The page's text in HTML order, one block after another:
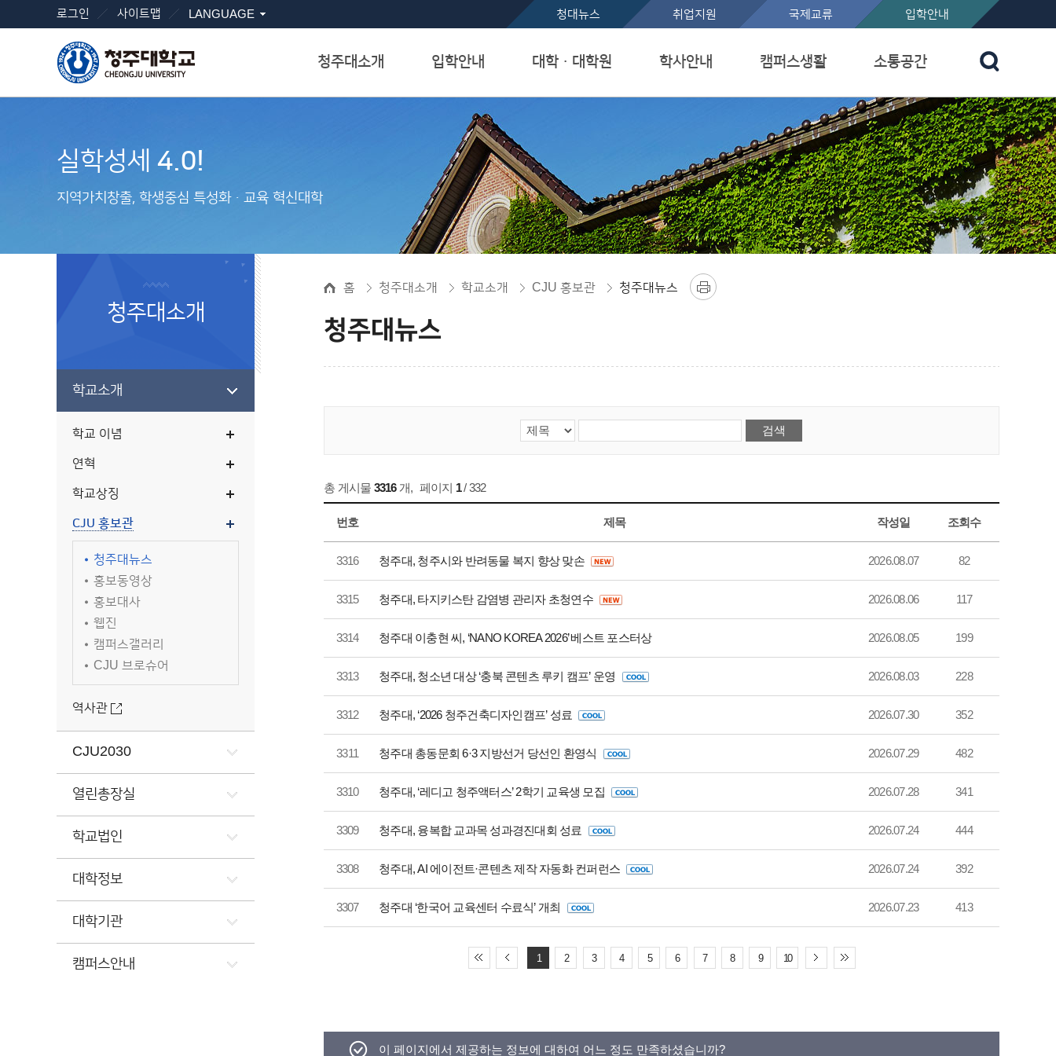
본문 바로가기
로그인 사이트맵 LANGUAGE 청대뉴스 취업지원 국제교류 입학안내
청주대소개 입학안내 대학ㆍ대학원 학사안내 캠퍼스생활 소통공간
실학성세 4.0!
지역가치창출, 학생중심 특성화ㆍ교육 혁신대학
청주대소개
학교소개
학교 이념
연혁
학교상징
CJU 홍보관
청주대뉴스
홍보동영상
홍보대사
웹진
캠퍼스갤러리
CJU 브로슈어
역사관
CJU2030
열린총장실
학교법인
대학정보
대학기관
캠퍼스안내
홈 청주대소개 학교소개 CJU 홍보관 청주대뉴스
청주대뉴스
총 게시물 3316개, 페이지 1/ 332
번호 제목 작성일 조회수
3316 청주대, 청주시와 반려동물 복지 향상 맞손 2026.08.07 82
3315 청주대, 타지키스탄 감염병 관리자 초청연수 2026.08.06 117
3314 청주대 이충현 씨, ‘NANO KOREA 2026’ 베스트 포스터상 2026.08.05 199
3313 청주대, 청소년 대상 ‘충북 콘텐츠 루키 캠프’ 운영 2026.08.03 228
3312 청주대, ‘2026 청주건축디자인캠프’ 성료 2026.07.30 352
3311 청주대 총동문회 6·3 지방선거 당선인 환영식 2026.07.29 482
3310 청주대, ‘레디고 청주액터스’ 2학기 교육생 모집 2026.07.28 341
3309 청주대, 융복합 교과목 성과경진대회 성료 2026.07.24 444
3308 청주대, AI 에이전트·콘텐츠 제작 자동화 컨퍼런스 2026.07.24 392
3307 청주대 ‘한국어 교육센터 수료식’ 개최 2026.07.23 413
1 2 3 4 5 6 7 8 9 10
이 페이지에서 제공하는 정보에 대하여 어느 정도 만족하셨습니까?